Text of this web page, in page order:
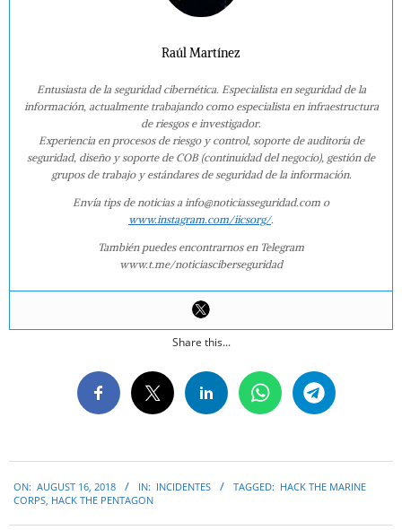
Raúl Martínez
Entusiasta de la seguridad cibernética. Especialista en seguridad de la
información, actualmente trabajando como especialista en infraestructura
de riesgos e investigador.
Experiencia en procesos de riesgo y control, soporte de auditoría de
seguridad, diseño y soporte de COB (continuidad del negocio), gestión de
grupos de trabajo y estándares de seguridad de la información.
Envía tips de noticias a info@noticiasseguridad.com o
www.instagram.com/iicsorg/.
También puedes encontrarnos en Telegram
www.t.me/noticiasciberseguridad
Share this...
08-
ON: AUGUST 16, 2018 IN: INCIDENTES TAGGED: HACK THE MARINE
CORPS HACK THE PENTAGON